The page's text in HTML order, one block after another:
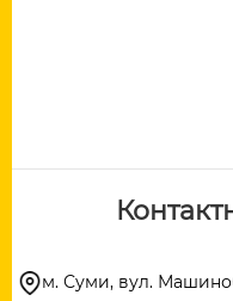
м. Суми, вул.